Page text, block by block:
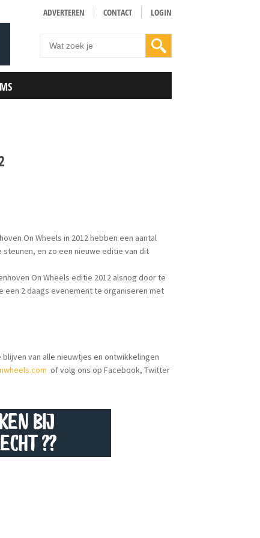
ADVERTEREN CONTACT LOGIN
On Wheels in 2012 hebben een aantal
en zo een nieuwe editie van dit
On Wheels editie 2012 alsnog door te
een 2 daags evenement te organiseren met
van alle nieuwtjes en ontwikkelingen
of volg ons op Facebook, Twitter